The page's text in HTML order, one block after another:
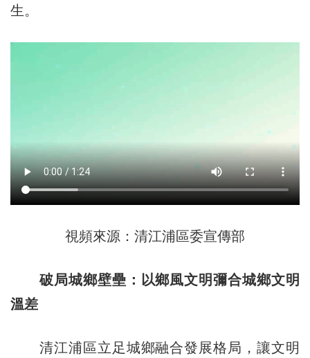
生。
視頻來源：清江浦區委宣傳部
破局城鄉壁壘：以鄉風文明彌合城鄉文明
溫差
清江浦區立足城鄉融合發展格局，讓文明